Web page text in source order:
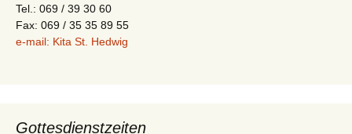
Tel.: 069 / 39 30 60
Fax: 069 / 35 35 89 55
e-mail: Kita St. Hedwig
Gottesdienstzeiten